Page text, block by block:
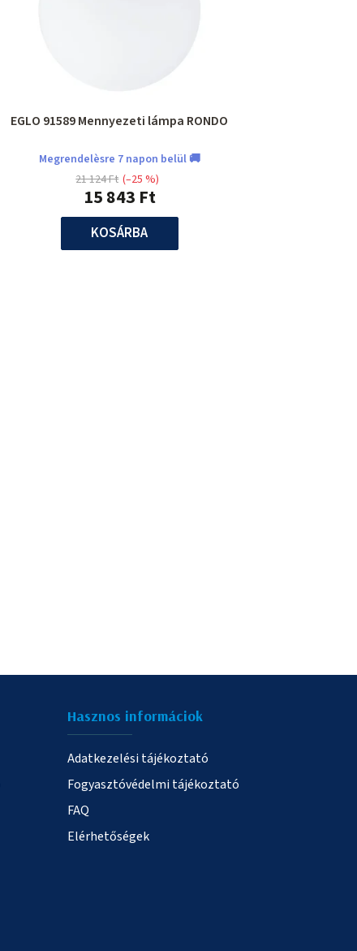
EGLO 91589 Mennyezeti lámpa RONDO
Megrendelèsre 7 napon belül 🚚
15 843 Ft
21 124 Ft (–25 %)
KOSÁRBA
Hasznos informáciok
Adatkezelési tájékoztató
Fogyasztóvédelmi tájékoztató
FAQ
Elérhetőségek